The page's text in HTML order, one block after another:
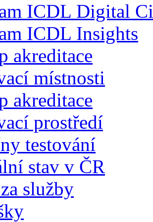
ICDL Digital
ICDL Insights
akreditace
místnosti
akreditace
prostředí
testování
stav v ČR
služby